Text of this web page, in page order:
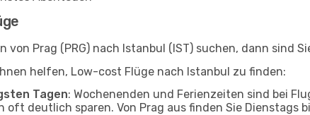
von Prag (PRG) nach Istanbul (IST) suchen, dann sind
helfen, Low-cost Flüge nach Istanbul zu finden:
Tagen: Wochenenden und Ferienzeiten sind bei
oft deutlich sparen. Von Prag aus finden Sie Dienstags